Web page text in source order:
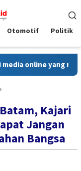
Otomotif Politik
yang
Kajari
Jangan
Bangsa